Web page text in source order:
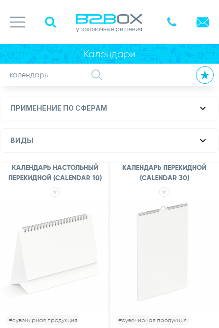
Календари
ПРИМЕНЕНИЕ ПО СФЕРАМ
ВИДЫ
КАЛЕНДАРЬ НАСТОЛЬНЫЙ
ПЕРЕКИДНОЙ (CALENDAR 10)
#сувенирная продукция
КАЛЕНДАРЬ ПЕРЕКИДНОЙ
(CALENDAR 30)
#сувенирная продукция